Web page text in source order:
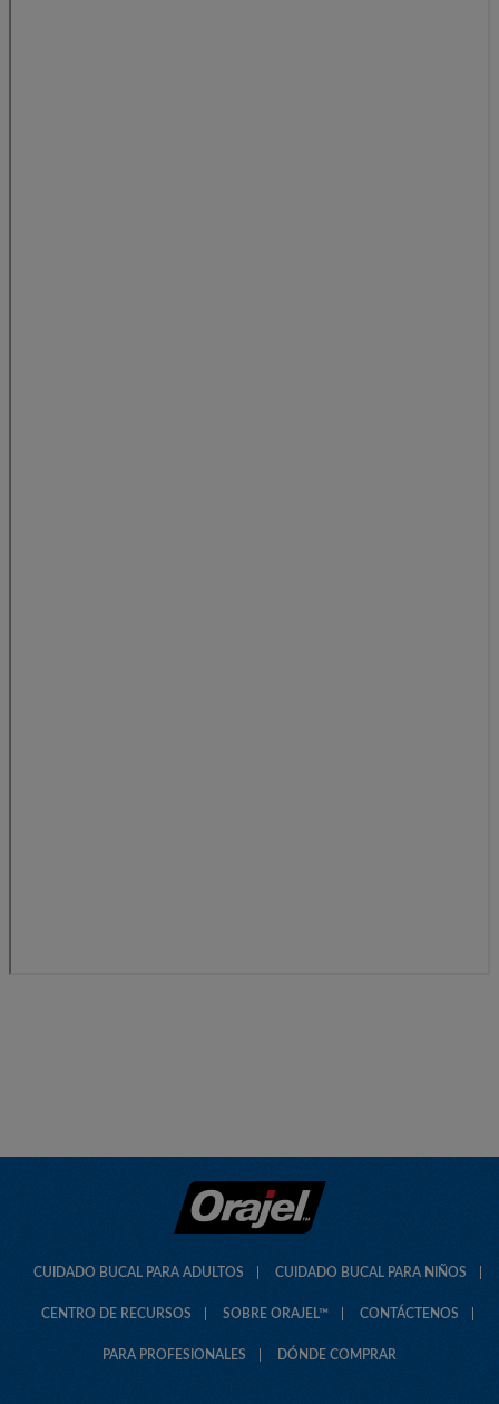
CUIDADO BUCAL PARA ADULTOS CUIDADO BUCAL PARA NIÑOS
CENTRO DE RECURSOS SOBRE ORAJEL™ CONTÁCTENOS
PARA PROFESIONALES DÓNDE COMPRAR